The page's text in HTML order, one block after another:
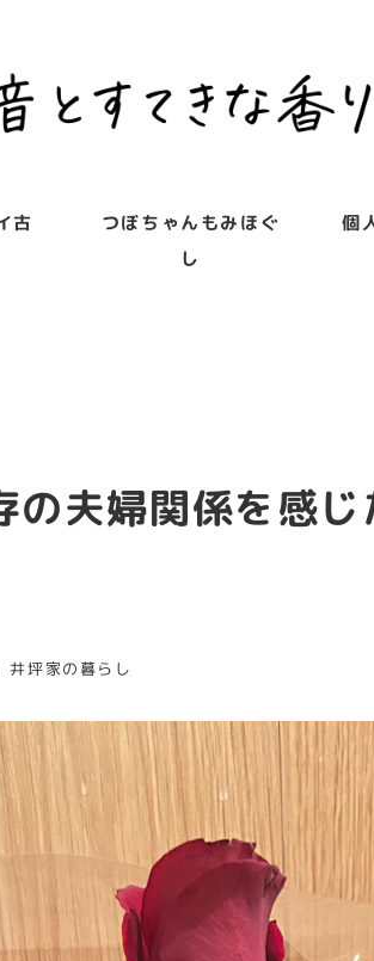
古
つぼちゃんもみほぐ
し
個
の夫婦関係を感
ゴリー
井坪家の暮らし